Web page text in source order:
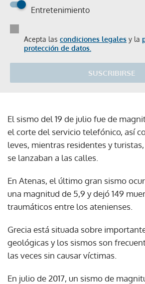
Entretenimiento
Acepta las condiciones legales y la
protección de datos.
SUSCRIBIRSE
El sismo del 19 de julio fue de
el corte del servicio telefónico, así
leves, mientras residentes y
se lanzaban a las calles.
En Atenas, el último gran sismo
una magnitud de 5,9 y dejó 149
traumáticos entre los atenienses.
Grecia está situada sobre
geológicas y los sismos son
las veces sin causar víctimas.
En julio de 2017, un sismo de